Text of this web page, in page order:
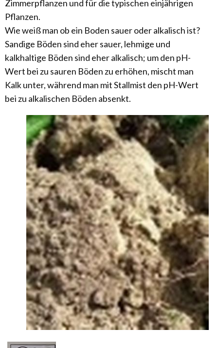
Zimmerpflanzen und für die typischen einjährigen
Pflanzen.
Wie weiß man ob ein Boden sauer oder alkalisch ist?
Sandige Böden sind eher sauer, lehmige und
kalkhaltige Böden sind eher alkalisch; um den pH-
Wert bei zu sauren Böden zu erhöhen, mischt man
Kalk unter, während man mit Stallmist den pH-Wert
bei zu alkalischen Böden absenkt.